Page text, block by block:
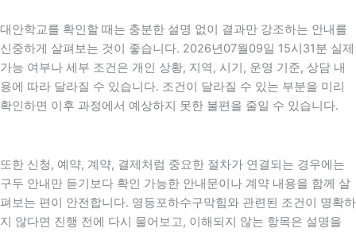
대안학교를 확인할 때는 충분한 설명 없이 결과만 강조하는 안내를
신중하게 살펴보는 것이 좋습니다. 2026년07월09일 15시31분 실제
가능 여부나 세부 조건은 개인 상황, 지역, 시기, 운영 기준, 상담 내
용에 따라 달라질 수 있습니다. 조건이 달라질 수 있는 부분을 미리
확인하면 이후 과정에서 예상하지 못한 불편을 줄일 수 있습니다.
또한 신청, 예약, 계약, 결제처럼 중요한 절차가 연결되는 경우에는
구두 안내만 듣기보다 확인 가능한 안내문이나 계약 내용을 함께 살
펴보는 편이 안전합니다. 영등포하수구막힘와 관련된 조건이 명확하
지 않다면 진행 전에 다시 물어보고, 이해되지 않는 항목은 설명을